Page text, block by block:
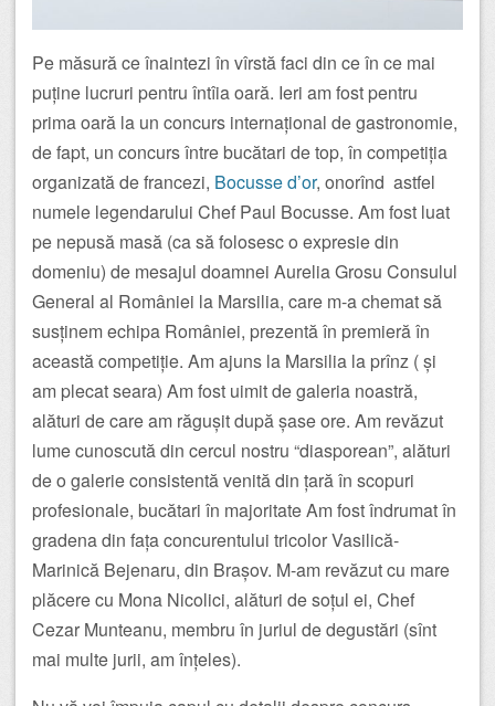
Pe măsură ce înaintezi în vîrstă faci din ce în ce mai
puține lucruri pentru întîia oară. Ieri am fost pentru
prima oară la un concurs internațional de gastronomie,
de fapt, un concurs între bucătari de top, în competiția
organizată de francezi, Bocusse d’or, onorînd astfel
numele legendarului Chef Paul Bocusse. Am fost luat
pe nepusă masă (ca să folosesc o expresie din
domeniu) de mesajul doamnei Aurelia Grosu Consulul
General al României la Marsilia, care m-a chemat să
susținem echipa României, prezentă în premieră în
această competiție. Am ajuns la Marsilia la prînz ( și
am plecat seara) Am fost uimit de galeria noastră,
alături de care am răgușit după șase ore. Am revăzut
lume cunoscută din cercul nostru “diasporean”, alături
de o galerie consistentă venită din țară în scopuri
profesionale, bucătari în majoritate Am fost îndrumat în
gradena din fața concurentului tricolor Vasilică-
Marinică Bejenaru, din Brașov. M-am revăzut cu mare
plăcere cu Mona Nicolici, alături de soțul ei, Chef
Cezar Munteanu, membru în juriul de degustări (sînt
mai multe jurii, am înțeles).